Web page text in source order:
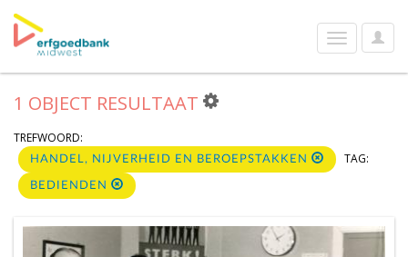
User
Toggle
navigation
1 OBJECT RESULTAAT
TREFWOORD:
HANDEL, NIJVERHEID EN BEROEPSTAKKEN TAG:
BEDIENDEN